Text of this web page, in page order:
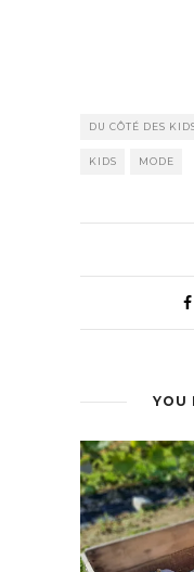
DU CÔTÉ DES
KIDS MODE
YOU